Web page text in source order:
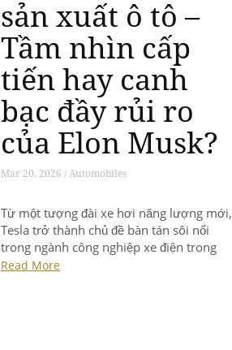
sản xuất ô tô –
Tầm nhìn cấp
tiến hay canh
bạc đầy rủi ro
của Elon Musk?
Mar 20, 2026 / Automobiles
Từ một tượng đài xe hơi năng lượng mới,
Tesla trở thành chủ đề bàn tán sôi nổi
trong ngành công nghiệp xe điện trong
thời gian qua, khi những thay đổi chiến
Read More